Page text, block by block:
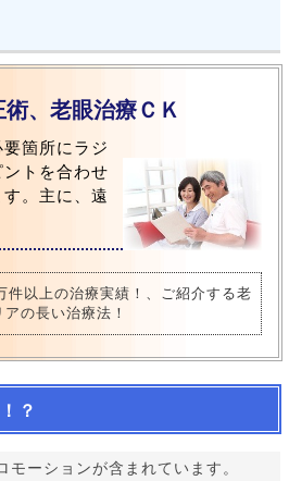
、老眼治療ＣＫ
箇所にラジ
トを合わせ
。主に、遠
以上の治療実績！、ご紹介する老
の長い治療法！
？
モーションが含まれています。